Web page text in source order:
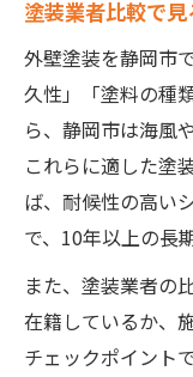
塗装業者比較で
外壁塗装を静岡市
久性」「塗料の種
ら、静岡市は海風
これらに適した塗
ば、耐候性の高い
で、10年以上の長
また、塗装業者の
在籍しているか、
チェックポイント